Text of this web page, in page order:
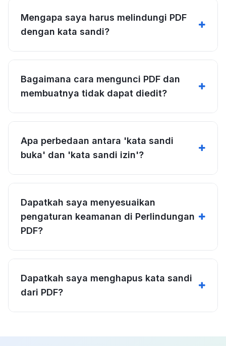
Mengapa saya harus melindungi PDF
dengan kata sandi?
Bagaimana cara mengunci PDF dan
membuatnya tidak dapat diedit?
Apa perbedaan antara 'kata sandi
buka' dan 'kata sandi izin'?
Dapatkah saya menyesuaikan
pengaturan keamanan di Perlindungan
PDF?
Dapatkah saya menghapus kata sandi
dari PDF?